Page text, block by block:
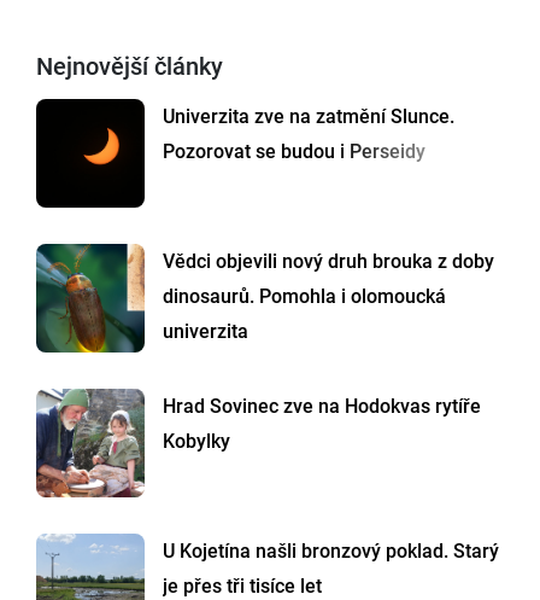
Nejnovější články
Univerzita zve na zatmění Slunce.
Pozorovat se budou i Perseidy
Vědci objevili nový druh brouka z doby
dinosaurů. Pomohla i olomoucká
univerzita
Hrad Sovinec zve na Hodokvas rytíře
Kobylky
U Kojetína našli bronzový poklad. Starý
je přes tři tisíce let